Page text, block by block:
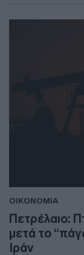
ΟΙΚΟΝΟΜΙΑ
Πετρέλαιο:
μετά το
Ιράν